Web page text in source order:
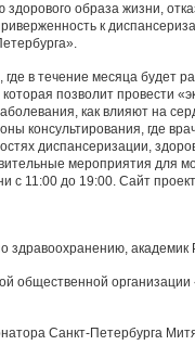
образа жизни,
к
в течение месяца будет
позволит провести
как влияют на
консультирования, где
диспансеризации,
мероприятия для
с 11:00 до 19:00. Сайт
здравоохранению, академик
общественной
Санкт-Петербурга